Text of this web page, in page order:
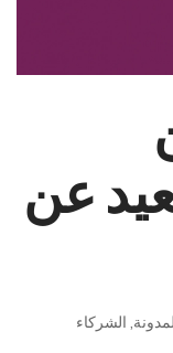
عن
الشركاء